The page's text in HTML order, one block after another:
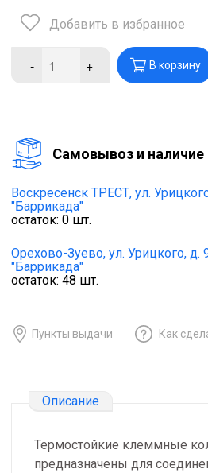
Добавить в избранное
- + В корзину
Cамовывоз и наличие
Воскресенск ТРЕСТ, ул.
"Баррикада"
остаток: 0 шт.
Орехово-Зуево, ул. Урицкого, д.
"Баррикада"
остаток: 48 шт.
Пункты выдачи Как
Описание
Термостойкие клеммные
предназначены для